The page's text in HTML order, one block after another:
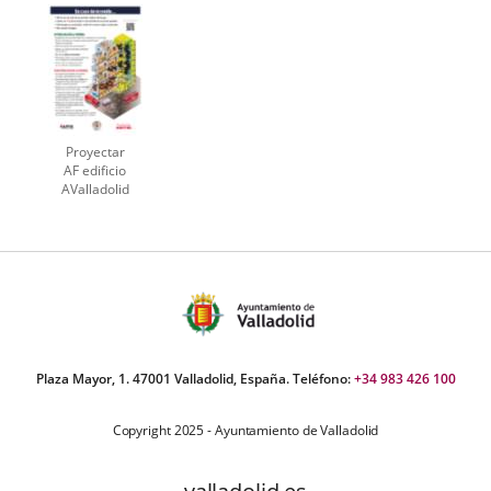
Proyectar
AF edificio
AValladolid
Plaza Mayor, 1. 47001 Valladolid, España. Teléfono:+34 983 426 100
Copyright 2025 - Ayuntamiento de Valladolid